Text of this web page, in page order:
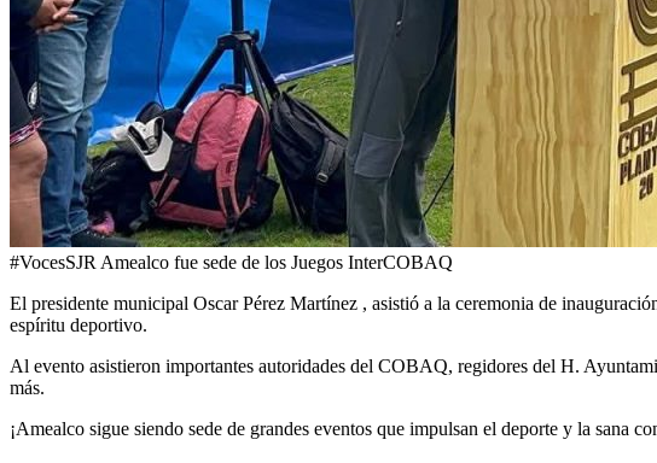
#VocesSJR Amealco fue sede de los Juegos InterCOBAQ
El presidente municipal Oscar Pérez Martínez , asistió a la ceremonia de
espíritu deportivo.
Al evento asistieron importantes autoridades del COBAQ, regidores del H.
más.
¡Amealco sigue siendo sede de grandes eventos que impulsan el deporte y la sana